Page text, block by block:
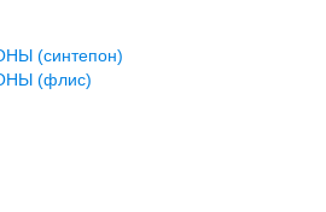
(синтепон)
(флис)